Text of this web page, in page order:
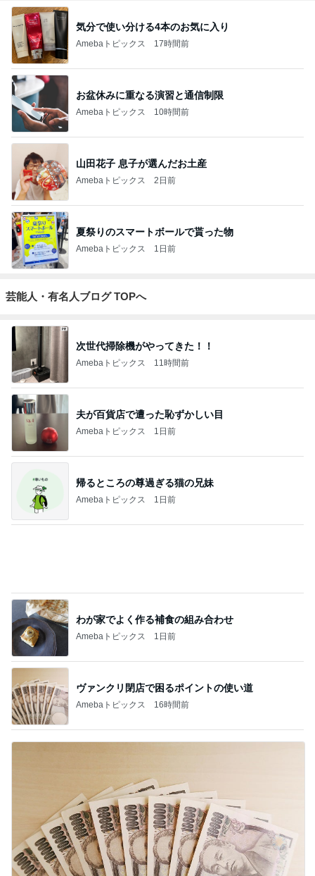
気分で使い分ける4本のお気に入り
Amebaトピックス 17時間前
お盆休みに重なる演習と通信制限
Amebaトピックス 10時間前
山田花子 息子が選んだお土産
Amebaトピックス 2日前
夏祭りのスマートボールで貰った物
Amebaトピックス 1日前
芸能人・有名人ブログ TOPへ
次世代掃除機がやってきた！！
Amebaトピックス 11時間前
夫が百貨店で遭った恥ずかしい目
Amebaトピックス 1日前
帰るところの尊過ぎる猫の兄妹
Amebaトピックス 1日前
わが家でよく作る補食の組み合わせ
Amebaトピックス 1日前
ヴァンクリ閉店で困るポイントの使い道
Amebaトピックス 16時間前